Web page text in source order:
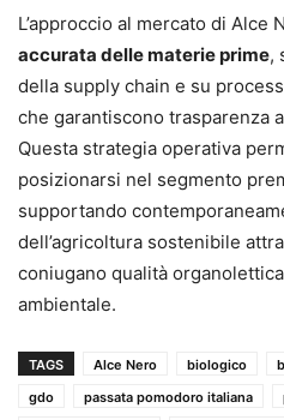
L’approccio al mercato di Alce
accurata delle materie prime,
della supply chain e su
che garantiscono trasparenza
Questa strategia operativa
posizionarsi nel segmento
supportando
dell’agricoltura sostenibile
coniugano qualità
ambientale.
TAGS Alce Nero biologico
gdo
passata pomodoro italiana